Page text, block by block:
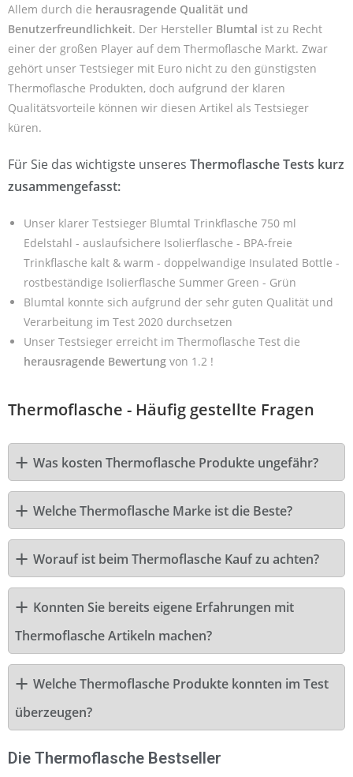
Allem durch die herausragende Qualität und
Benutzerfreundlichkeit. Der Hersteller Blumtal ist zu Recht
einer der großen Player auf dem Thermoflasche Markt. Zwar
gehört unser Testsieger mit Euro nicht zu den günstigsten
Thermoflasche Produkten, doch aufgrund der klaren
Qualitätsvorteile können wir diesen Artikel als Testsieger
küren.
Für Sie das wichtigste unseres Thermoflasche Tests kurz
zusammengefasst:
Unser klarer Testsieger Blumtal Trinkflasche 750 ml
Edelstahl - auslaufsichere Isolierflasche - BPA-freie
Trinkflasche kalt & warm - doppelwandige Insulated Bottle -
rostbeständige Isolierflasche Summer Green - Grün
Blumtal konnte sich aufgrund der sehr guten Qualität und
Verarbeitung im Test 2020 durchsetzen
Unser Testsieger erreicht im Thermoflasche Test die
herausragende Bewertung von 1.2 !
Thermoflasche - Häufig gestellte Fragen
Was kosten Thermoflasche Produkte ungefähr?
Welche Thermoflasche Marke ist die Beste?
Worauf ist beim Thermoflasche Kauf zu achten?
Konnten Sie bereits eigene Erfahrungen mit
Thermoflasche Artikeln machen?
Welche Thermoflasche Produkte konnten im Test
überzeugen?
Die Thermoflasche Bestseller